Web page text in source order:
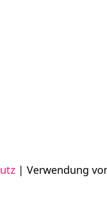
| Verwendung